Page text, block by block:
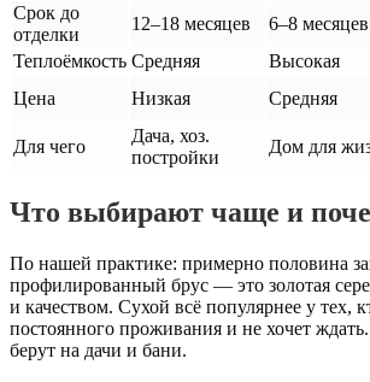
Срок до
отделки
12–18 месяцев 6–8 месяцев
Теплоёмкость Средняя Высокая
Цена
Низкая Средняя
Для чего
Дача, хоз.
постройки
Дом для
Что выбирают чаще и
По нашей практике: примерно половина
профилированный брус — это золотая
и качеством. Сухой всё популярнее у тех,
постоянного проживания и не хочет
берут на дачи и бани.